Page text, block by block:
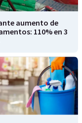
aumento de
110% en 3